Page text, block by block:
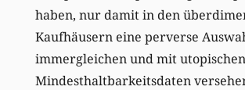
haben, nur damit in den
Kaufhäusern eine perverse
immergleichen und mit utopischen
Mindesthaltbarkeitsdaten